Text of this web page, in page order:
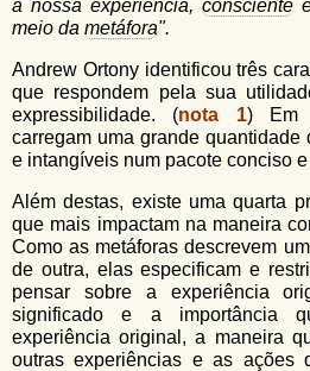
a nossa experiência, consciente
meio da metáfora".
Andrew Ortony identificou três
que respondem pela sua
expressibilidade. (nota 1) Em
carregam uma grande quantidade
e intangíveis num pacote conciso
Além destas, existe uma quarta
que mais impactam na maneira
Como as metáforas descrevem
de outra, elas especificam e
pensar sobre a experiência
significado e a importância
experiência original, a maneira
outras experiências e as ações